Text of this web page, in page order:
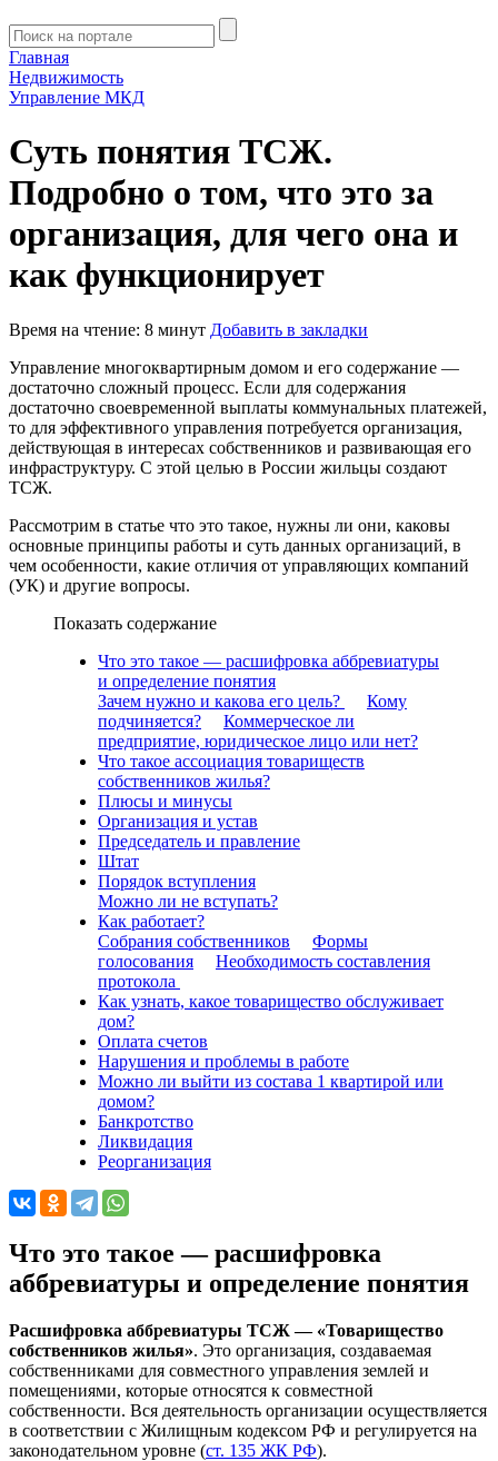
Главная
Недвижимость
Управление МКД
Суть понятия ТСЖ.
Подробно о том, что это за
организация, для чего она и
как функционирует
Время на чтение: 8 минут Добавить в закладки
Управление многоквартирным домом и его содержание —
достаточно сложный процесс. Если для содержания
достаточно своевременной выплаты коммунальных платежей,
то для эффективного управления потребуется организация,
действующая в интересах собственников и развивающая его
инфраструктуру. С этой целью в России жильцы создают
ТСЖ.
Рассмотрим в статье что это такое, нужны ли они, каковы
основные принципы работы и суть данных организаций, в
чем особенности, какие отличия от управляющих компаний
(УК) и другие вопросы.
Показать содержание
Что это такое — расшифровка аббревиатуры
и определение понятия
Зачем нужно и какова его цель?
Кому
подчиняется?
Коммерческое ли
предприятие, юридическое лицо или нет?
Что такое ассоциация товариществ
собственников жилья?
Плюсы и минусы
Организация и устав
Председатель и правление
Штат
Порядок вступления
Можно ли не вступать?
Как работает?
Собрания собственников
Формы
голосования
Необходимость составления
протокола
Как узнать, какое товарищество обслуживает
дом?
Оплата счетов
Нарушения и проблемы в работе
Можно ли выйти из состава 1 квартирой или
домом?
Банкротство
Ликвидация
Реорганизация
Что это такое — расшифровка
аббревиатуры и определение понятия
Расшифровка аббревиатуры ТСЖ — «Товарищество
собственников жилья». Это организация, создаваемая
собственниками для совместного управления землей и
помещениями, которые относятся к совместной
собственности. Вся деятельность организации осуществляется
в соответствии с Жилищным кодексом РФ и регулируется на
законодательном уровне (ст. 135 ЖК РФ).